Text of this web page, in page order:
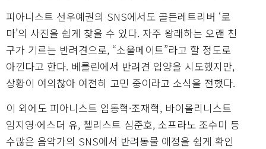
피아니스트 선우예권의 SNS에서도 골든레트리버 ‘로
마’의 사진을 쉽게 찾을 수 있다. 자주 왕래하는 오랜 친
구가 기르는 반려견으로, “소울메이트”라고 할 정도로
아낀다고 한다. 베를린에서 반려견 입양을 시도했지만,
상황이 여의찮아 여전히 고민 중이라고 소식을 전했다.
이 외에도 피아니스트 임동혁·조재혁, 바이올리니스트
임지영·에스더 유, 첼리스트 심준호, 소프라노 조수미 등
수많은 음악가의 SNS에서 반려동물 애정을 쉽게 확인